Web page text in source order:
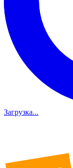
Загрузка...